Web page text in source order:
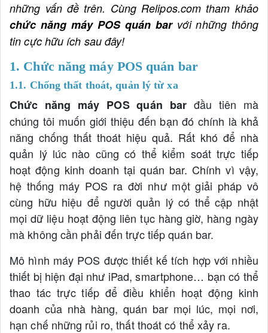
những vấn đề trên. Cùng Relipos.com tham khảo
chức năng máy POS quán bar với những thông
tin cực hữu ích sau đây!
1. Chức năng máy POS quán bar
1.1. Chống thất thoát, quản lý từ xa
Chức năng máy POS quán bar đầu tiên mà
chúng tôi muốn giới thiệu đến bạn đó chính là khả
năng chống thất thoát hiệu quả. Rất khó để nhà
quản lý lúc nào cũng có thể kiểm soát trực tiếp
hoạt động kinh doanh tại quán bar. Chính vì vậy,
hệ thống máy POS ra đời như một giải pháp vô
cùng hữu hiệu để người quản lý có thể cập nhật
mọi dữ liệu hoạt động liên tục hàng giờ, hàng ngày
mà không cần phải đến trực tiếp quán bar.
Mô hình máy POS được thiết kế tích hợp với nhiều
thiết bị hiện đại như iPad, smartphone… bạn có thể
thao tác trực tiếp để điều khiển hoạt động kinh
doanh của nhà hàng, quán bar mọi lúc, mọi nơi,
hạn chế những rủi ro, thất thoát có thể xảy ra.